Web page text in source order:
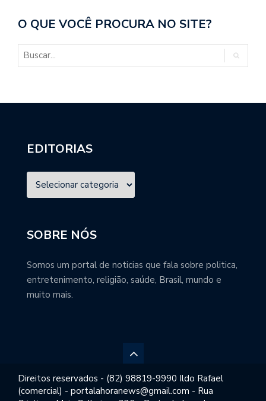
O QUE VOCÊ PROCURA NO SITE?
EDITORIAS
SOBRE NÓS
Somos um portal de noticias que fala sobre politica,
entretenimento, religião, saúde, Brasil, mundo e
muito mais.
Direitos reservados - (82) 98819-9990 Ildo Rafael
(comercial) - portalahoranews@gmail.com - Rua